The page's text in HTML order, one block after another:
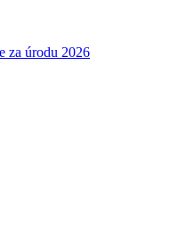
za úrodu 2026